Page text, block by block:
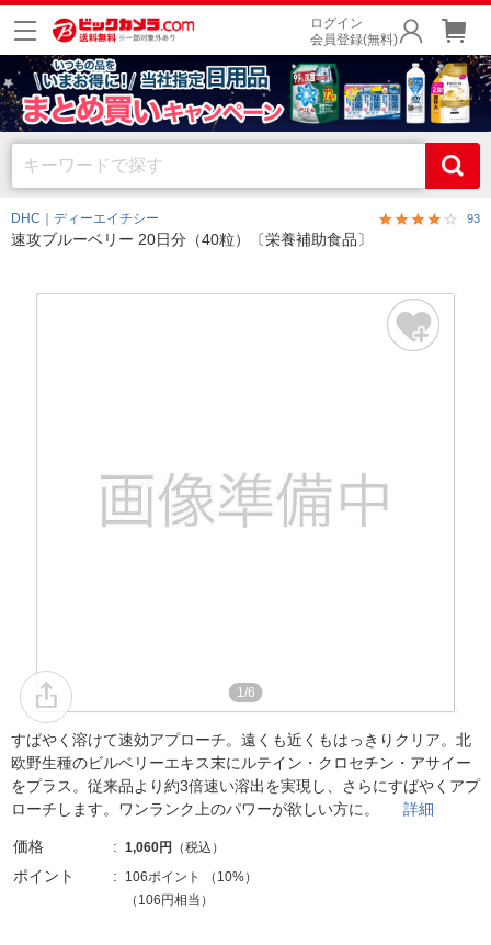
ログイン
会員登録(無料)
DHC｜ディーエイチシー 93
速攻ブルーベリー 20日分（40粒）〔栄養補助食品〕
1/6
すばやく溶けて速効アプローチ。遠くも近くもはっきりクリア。北
欧野生種のビルベリーエキス末にルテイン・クロセチン・アサイー
をプラス。従来品より約3倍速い溶出を実現し、さらにすばやくアプ
ローチします。ワンランク上のパワーが欲しい方に。 詳細
価格 1,060円 （税込）
ポイント 106ポイント （ 10%）
（106円相当）